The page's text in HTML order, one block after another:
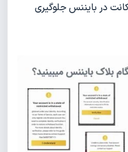
در بایننس جلوگیری